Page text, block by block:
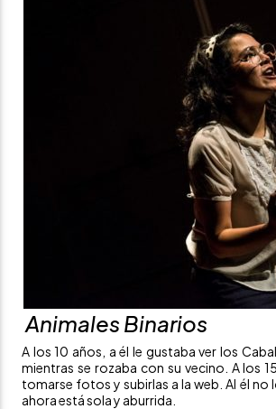
Animales Binarios
A los 10 años, a él le gustaba ver los
mientras se rozaba con su vecino. A los
tomarse fotos y subirlas a la web. Al él no
ahora está sola y aburrida.